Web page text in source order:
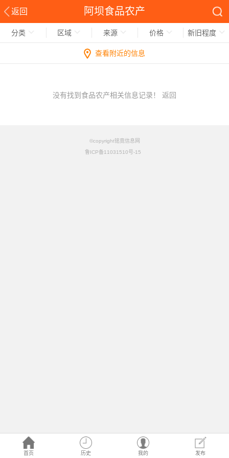
返回 阿坝食品农产
首页 历史 我的 发布
分类 区域 来源 价格 新旧程度
查看附近的信息
没有找到食品农产相关信息记录！ 返回
©copyright铭竟信息网
鲁ICP备11031510号-15